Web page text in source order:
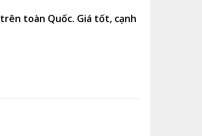
toàn Quốc. Giá tốt, cạnh